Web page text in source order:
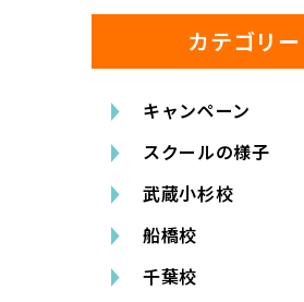
カテゴリー
キャンペーン
スクールの様子
武蔵小杉校
船橋校
千葉校